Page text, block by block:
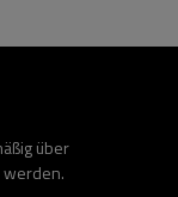
über